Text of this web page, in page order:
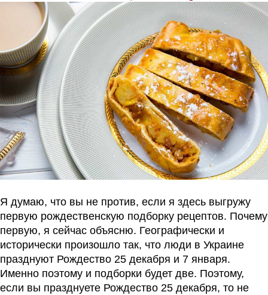
Я думаю, что вы не против, если я здесь выгружу
первую рождественскую подборку рецептов. Почему
первую, я сейчас объясню. Географически и
исторически произошло так, что люди в Украине
празднуют Рождество 25 декабря и 7 января.
Именно поэтому и подборки будет две. Поэтому,
если вы празднуете Рождество 25 декабря, то не